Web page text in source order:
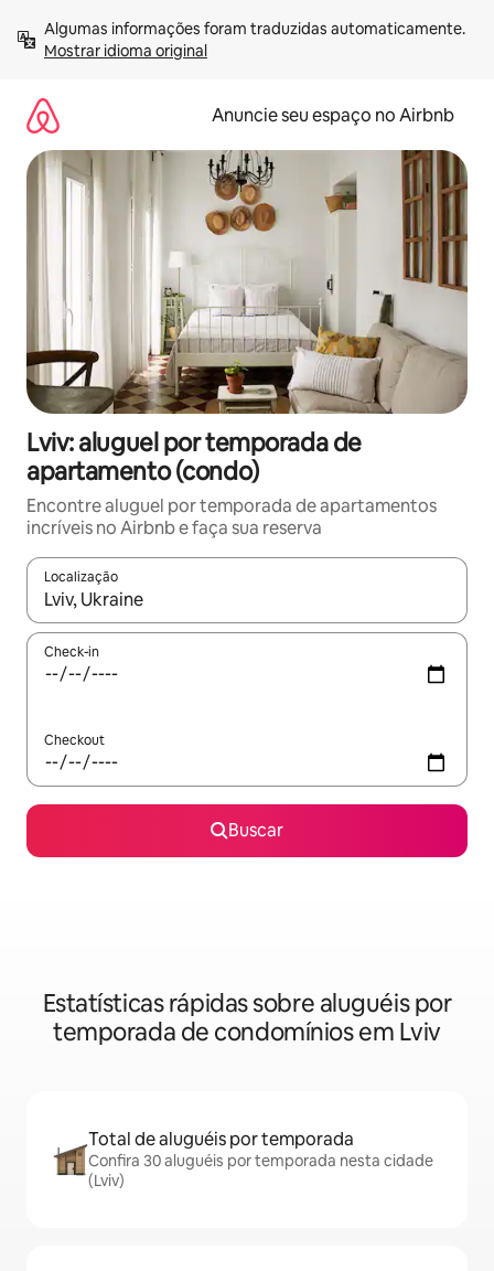
para
Mostrar idioma original
Anuncie seu espaço no Airbnb
Lviv: aluguel por temporada de
apartamento (condo)
Encontre aluguel por temporada de apartamentos
incríveis no Airbnb e faça sua reserva
Localização
Quando os resultados estiverem disponíveis, explore-os
Check-in
Checkout
Buscar
Estatísticas rápidas sobre aluguéis por
temporada de condomínios em Lviv
Total de aluguéis por temporada
Confira 30 aluguéis por temporada nesta cidade
(Lviv)